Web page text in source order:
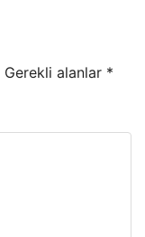
Gerekli alanlar *